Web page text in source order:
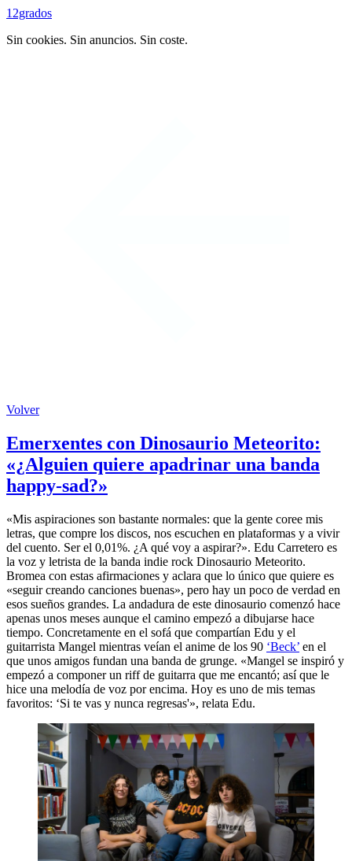
12grados
Sin cookies. Sin anuncios. Sin coste.
Volver
Emerxentes con Dinosaurio Meteorito:
«¿Alguien quiere apadrinar una banda
happy-sad?»
«Mis aspiraciones son bastante normales: que la gente coree mis
letras, que compre los discos, nos escuchen en plataformas y a vivir
del cuento. Ser el 0,01%. ¿A qué voy a aspirar?». Edu Carretero es
la voz y letrista de la banda indie rock Dinosaurio Meteorito.
Bromea con estas afirmaciones y aclara que lo único que quiere es
«seguir creando canciones buenas», pero hay un poco de verdad en
esos sueños grandes. La andadura de este dinosaurio comenzó hace
apenas unos meses aunque el camino empezó a dibujarse hace
tiempo. Concretamente en el sofá que compartían Edu y el
guitarrista Mangel mientras veían el anime de los 90 ‘Beck’ en el
que unos amigos fundan una banda de grunge. «Mangel se inspiró y
empezó a componer un riff de guitarra que me encantó; así que le
hice una melodía de voz por encima. Hoy es uno de mis temas
favoritos: ‘Si te vas y nunca regresas'», relata Edu.